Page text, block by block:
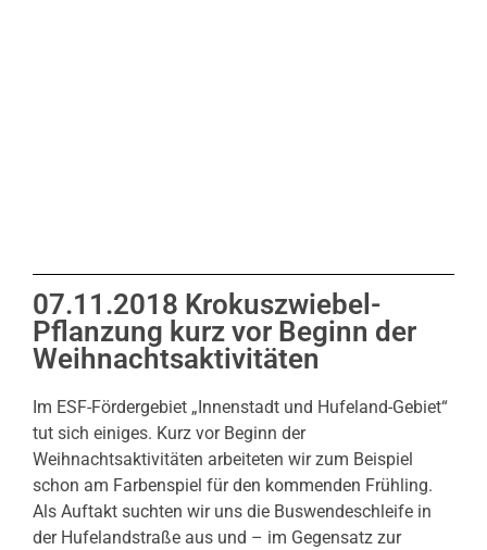
07.11.2018 Krokuszwiebel-
Pflanzung kurz vor Beginn der
Weihnachtsaktivitäten
Im ESF-Fördergebiet „Innenstadt und Hufeland-Gebiet“
tut sich einiges. Kurz vor Beginn der
Weihnachtsaktivitäten arbeiteten wir zum Beispiel
schon am Farbenspiel für den kommenden Frühling.
Als Auftakt suchten wir uns die Buswendeschleife in
der Hufelandstraße aus und – im Gegensatz zur